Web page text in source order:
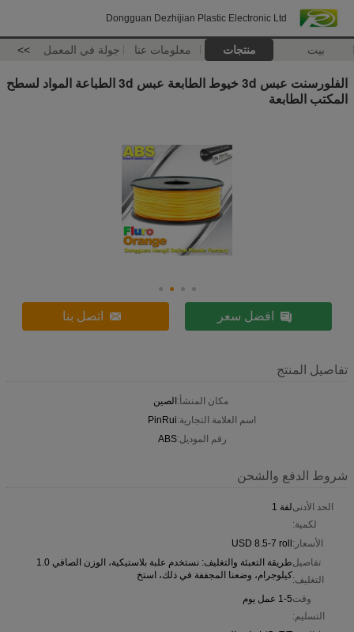
Dongguan Dezhijian Plastic Electronic Ltd
بيت منتجات معلومات عنا جولة في المعمل >>
الفلورسنت عبس 3d خيوط الطابعة عبس 3d الطباعة المواد لسطح
المكتب الطابعة
افضل سعر اتصل بنا
تفاصيل المنتج
مكان المنشأ:الصين
اسم العلامة التجارية:PinRui
رقم الموديل:ABS
شروط الدفع والشحن
الحد الأدنى
لكمية:
لفة 1
الأسعار:USD 8.5-7 roll
تفاصيل
التغليف:
طريقة التعبئة والتغليف: نستخدم علبة بلاستيكية، الوزن الصافي 1.0
كيلوجرام، وضعنا المجففة في ذلك، استخ
وقت
التسليم:
1-5 عمل يوم